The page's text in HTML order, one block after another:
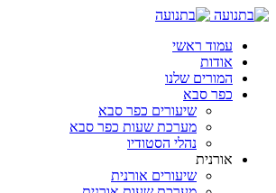
עמוד ראשי
אודות
המורים שלנו
כפר סבא
שיעורים כפר סבא
מערכת שעות כפר סבא
נהלי הסטודיו
אורנית
שיעורים אורנית